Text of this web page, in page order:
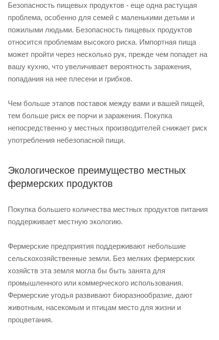
Безопасность пищевых продуктов - еще одна растущая
проблема, особенно для семей с маленькими детьми и
пожилыми людьми. Безопасность пищевых продуктов
относится проблемам высокого риска. Импортная пища
может пройти через несколько рук, прежде чем попадет на
вашу кухню, что увеличивает вероятность заражения,
попадания на нее плесени и грибков.
Чем больше этапов поставок между вами и вашей пищей,
тем больше риск ее порчи и заражения. Покупка
непосредственно у местных производителей снижает риск
употребления небезопасной пищи.
Экологическое преимущество местных
фермерских продуктов
Покупка большего количества местных продуктов питания
поддерживает местную экологию.
Фермерские предприятия поддерживают небольшие
сельскохозяйственные земли. Без мелких фермерских
хозяйств эта земля могла бы быть занята для
промышленного или коммерческого использования.
Фермерские угодья развивают биоразнообразие, дают
животным, насекомым и птицам место для жизни и
процветания.